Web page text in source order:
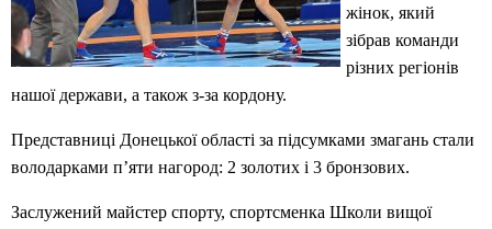
жінок, який
зібрав команди
різних регіонів
нашої держави, а також з-за кордону.
Представниці Донецької області за підсумками змагань стали
володарками п’яти нагород: 2 золотих і 3 бронзових.
Заслужений майстер спорту, спортсменка Школи вищої